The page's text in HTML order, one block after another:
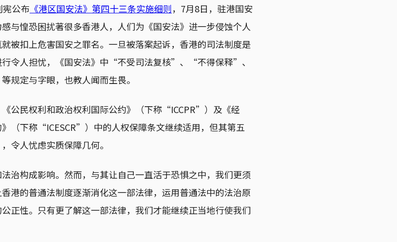
公布 《港区国安法》第四十三条实施细则，7月8日，驻港国安
与惶恐困扰著很多香港人，人们为《国安法》进一步侵蚀个人
被扣上危害国安之罪名。一旦被落案起诉，香港的司法制度是
令人担忧，《国安法》中“不受司法复核”、“不得保释”、
定与字眼，也教人闻而生畏。
《公民权利和政治权利国际公约》（下称“ICCPR”）及《经
（下称“ICESCR”）中的人权保障条文继续适用，但其第五
人忧虑实质保障几何。
治构成影响。然而，与其让自己一直活于恐惧之中，我们更须
港的普通法制度逐渐消化这一部法律，运用普通法中的法治原
正性。只有更了解这一部法律，我们才能继续正当地行使我们